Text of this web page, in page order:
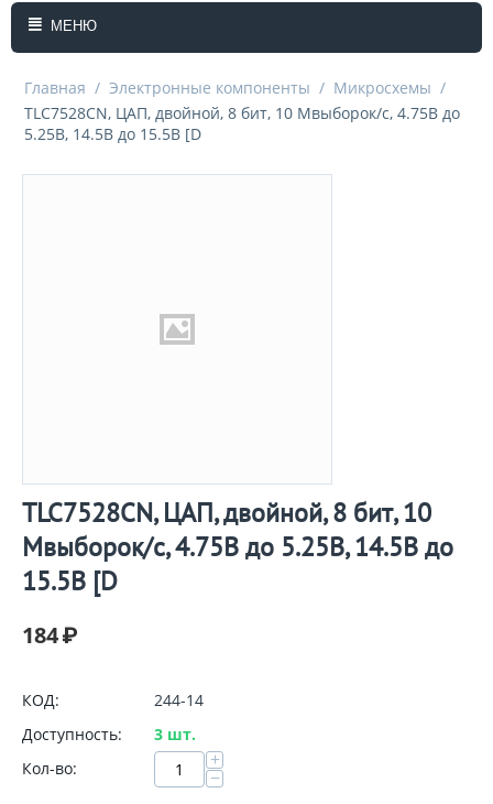
МЕНЮ
Главная / Электронные компоненты / Микросхемы /
TLC7528CN, ЦАП, двойной, 8 бит, 10 Мвыборок/с, 4.75В до
5.25В, 14.5В до 15.5В [D
TLC7528CN, ЦАП, двойной, 8 бит, 10
Мвыборок/с, 4.75В до 5.25В, 14.5В до
15.5В [D
184₽
КОД:
244-14
Доступность:
3 шт.
Кол-во:
+
−